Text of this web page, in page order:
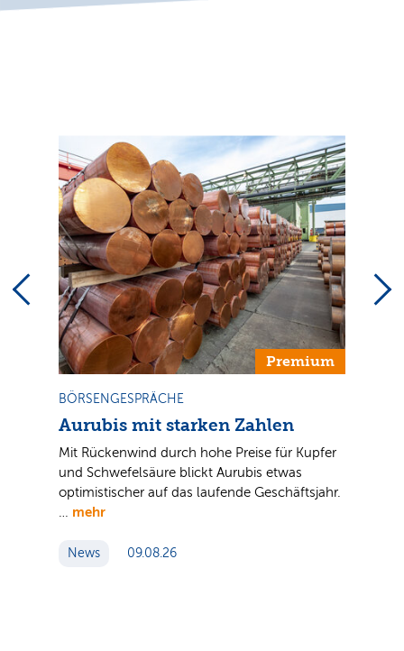
Premium
BÖRSENGESPRÄCHE
Aurubis mit starken Zahlen
Mit Rückenwind durch hohe Preise für Kupfer
und Schwefelsäure blickt Aurubis etwas
optimistischer auf das laufende Geschäftsjahr.
mehr
News 09.08.26